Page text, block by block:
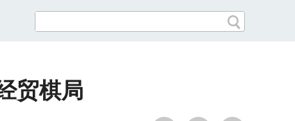
贸棋局